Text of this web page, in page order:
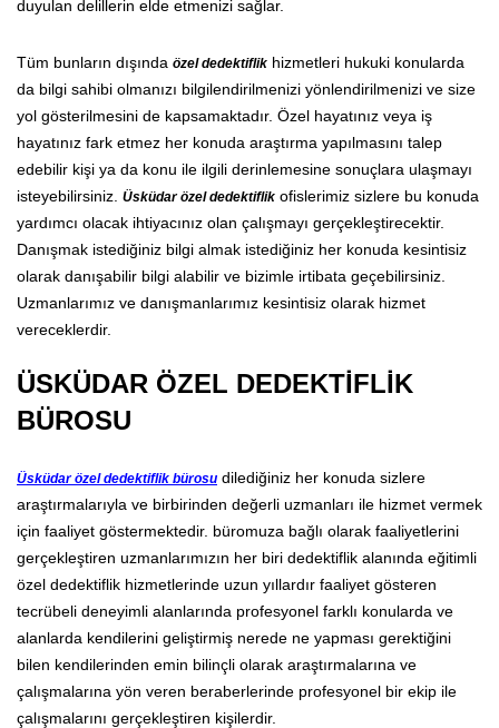
duyulan delillerin elde etmenizi sağlar.
Tüm bunların dışında özel dedektiflik hizmetleri hukuki konularda
da bilgi sahibi olmanızı bilgilendirilmenizi yönlendirilmenizi ve size
yol gösterilmesini de kapsamaktadır. Özel hayatınız veya iş
hayatınız fark etmez her konuda araştırma yapılmasını talep
edebilir kişi ya da konu ile ilgili derinlemesine sonuçlara ulaşmayı
isteyebilirsiniz. Üsküdar özel dedektiflik ofislerimiz sizlere bu konuda
yardımcı olacak ihtiyacınız olan çalışmayı gerçekleştirecektir.
Danışmak istediğiniz bilgi almak istediğiniz her konuda kesintisiz
olarak danışabilir bilgi alabilir ve bizimle irtibata geçebilirsiniz.
Uzmanlarımız ve danışmanlarımız kesintisiz olarak hizmet
vereceklerdir.
ÜSKÜDAR ÖZEL DEDEKTİFLİK
BÜROSU
Üsküdar özel dedektiflik bürosu dilediğiniz her konuda sizlere
araştırmalarıyla ve birbirinden değerli uzmanları ile hizmet vermek
için faaliyet göstermektedir. büromuza bağlı olarak faaliyetlerini
gerçekleştiren uzmanlarımızın her biri dedektiflik alanında eğitimli
özel dedektiflik hizmetlerinde uzun yıllardır faaliyet gösteren
tecrübeli deneyimli alanlarında profesyonel farklı konularda ve
alanlarda kendilerini geliştirmiş nerede ne yapması gerektiğini
bilen kendilerinden emin bilinçli olarak araştırmalarına ve
çalışmalarına yön veren beraberlerinde profesyonel bir ekip ile
çalışmalarını gerçekleştiren kişilerdir.